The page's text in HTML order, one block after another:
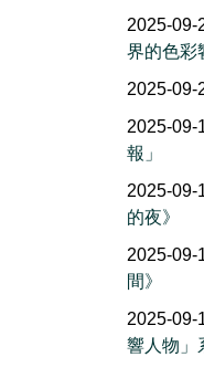
2025-09-
界的色彩
2025-09-
2025-09-
報」
2025-09-
的夜》
2025-09-
間》
2025-09-
響人物」